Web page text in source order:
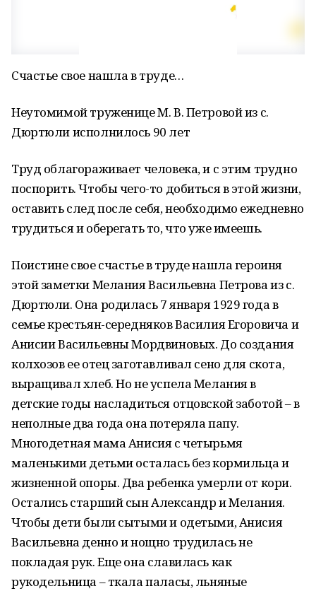
Счастье свое нашла в труде…
Неутомимой труженице М. В. Петровой из с.
Дюртюли исполнилось 90 лет
Труд облагораживает человека, и с этим трудно
поспорить. Чтобы чего-то добиться в этой жизни,
оставить след после себя, необходимо ежедневно
трудиться и оберегать то, что уже имеешь.
Поистине свое счастье в труде нашла героиня
этой заметки Мелания Васильевна Петрова из с.
Дюртюли. Она родилась 7 января 1929 года в
семье крестьян-середняков Василия Егоровича и
Анисии Васильевны Мордвиновых. До создания
колхозов ее отец заготавливал сено для скота,
выращивал хлеб. Но не успела Мелания в
детские годы насладиться отцовской заботой – в
неполные два года она потеряла папу.
Многодетная мама Анисия с четырьмя
маленькими детьми осталась без кормильца и
жизненной опоры. Два ребенка умерли от кори.
Остались старший сын Александр и Мелания.
Чтобы дети были сытыми и одетыми, Анисия
Васильевна денно и нощно трудилась не
покладая рук. Еще она славилась как
рукодельница – ткала паласы, льняные